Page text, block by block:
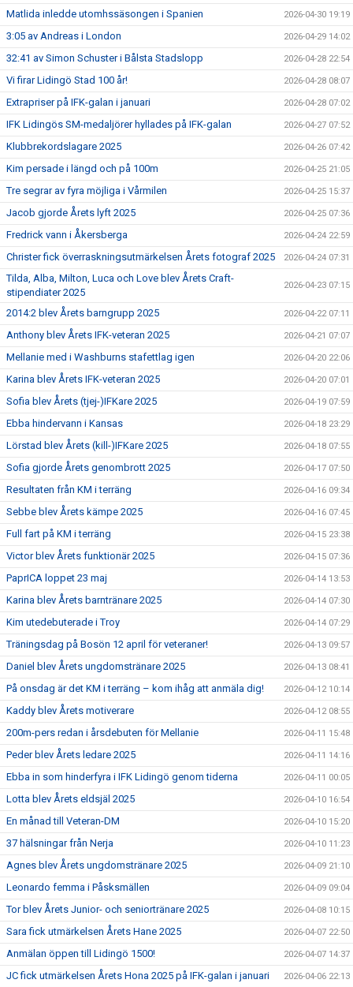
Matlida inledde utomhssäsongen i Spanien 2026-04-30 19:19
3:05 av Andreas i London 2026-04-29 14:02
32:41 av Simon Schuster i Bålsta Stadslopp 2026-04-28 22:54
Vi firar Lidingö Stad 100 år! 2026-04-28 08:07
Extrapriser på IFK-galan i januari 2026-04-28 07:02
IFK Lidingös SM-medaljörer hyllades på IFK-galan 2026-04-27 07:52
Klubbrekordslagare 2025 2026-04-26 07:42
Kim persade i längd och på 100m 2026-04-25 21:05
Tre segrar av fyra möjliga i Vårmilen 2026-04-25 15:37
Jacob gjorde Årets lyft 2025 2026-04-25 07:36
Fredrick vann i Åkersberga 2026-04-24 22:59
Christer fick överraskningsutmärkelsen Årets fotograf 2025 2026-04-24 07:31
Tilda, Alba, Milton, Luca och Love blev Årets Craft-
stipendiater 2025
2026-04-23 07:15
2014:2 blev Årets barngrupp 2025 2026-04-22 07:11
Anthony blev Årets IFK-veteran 2025 2026-04-21 07:07
Mellanie med i Washburns stafettlag igen 2026-04-20 22:06
Karina blev Årets IFK-veteran 2025 2026-04-20 07:01
Sofia blev Årets (tjej-)IFKare 2025 2026-04-19 07:59
Ebba hindervann i Kansas 2026-04-18 23:29
Lörstad blev Årets (kill-)IFKare 2025 2026-04-18 07:55
Sofia gjorde Årets genombrott 2025 2026-04-17 07:50
Resultaten från KM i terräng 2026-04-16 09:34
Sebbe blev Årets kämpe 2025 2026-04-16 07:45
Full fart på KM i terräng 2026-04-15 23:38
Victor blev Årets funktionär 2025 2026-04-15 07:36
PaprICA loppet 23 maj 2026-04-14 13:53
Karina blev Årets barntränare 2025 2026-04-14 07:30
Kim utedebuterade i Troy 2026-04-14 07:29
Träningsdag på Bosön 12 april för veteraner! 2026-04-13 09:57
Daniel blev Årets ungdomstränare 2025 2026-04-13 08:41
På onsdag är det KM i terräng – kom ihåg att anmäla dig! 2026-04-12 10:14
Kaddy blev Årets motiverare 2026-04-12 08:55
200m-pers redan i årsdebuten för Mellanie 2026-04-11 15:48
Peder blev Årets ledare 2025 2026-04-11 14:16
Ebba in som hinderfyra i IFK Lidingö genom tiderna 2026-04-11 00:05
Lotta blev Årets eldsjäl 2025 2026-04-10 16:54
En månad till Veteran-DM 2026-04-10 15:20
37 hälsningar från Nerja 2026-04-10 11:23
Agnes blev Årets ungdomstränare 2025 2026-04-09 21:10
Leonardo femma i Påsksmällen 2026-04-09 09:04
Tor blev Årets Junior- och seniortränare 2025 2026-04-08 10:15
Sara fick utmärkelsen Årets Hane 2025 2026-04-07 22:50
Anmälan öppen till Lidingö 1500! 2026-04-07 14:37
JC fick utmärkelsen Årets Hona 2025 på IFK-galan i januari 2026-04-06 22:13